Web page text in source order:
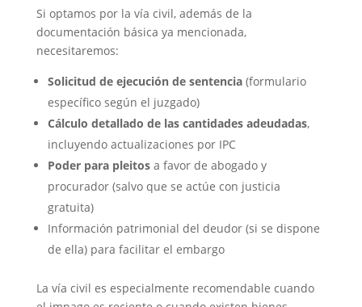
Si optamos por la vía civil, además de la
documentación básica ya mencionada,
necesitaremos:
Solicitud de ejecución de sentencia(formulario
específico según el juzgado)
Cálculo detallado de las cantidades adeudadas,
incluyendo actualizaciones por IPC
Poder para pleitosa favor de abogado y
procurador (salvo que se actúe con justicia
gratuita)
Información patrimonial del deudor (si se dispone
de ella) para facilitar el embargo
La vía civil es especialmente recomendable cuando